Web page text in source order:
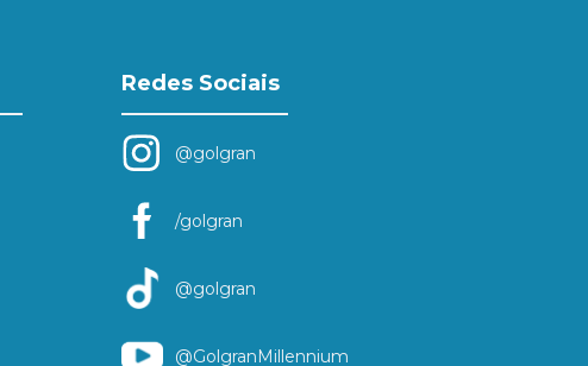
Redes Sociais
@golgran
/golgran
@golgran
@GolgranMillennium